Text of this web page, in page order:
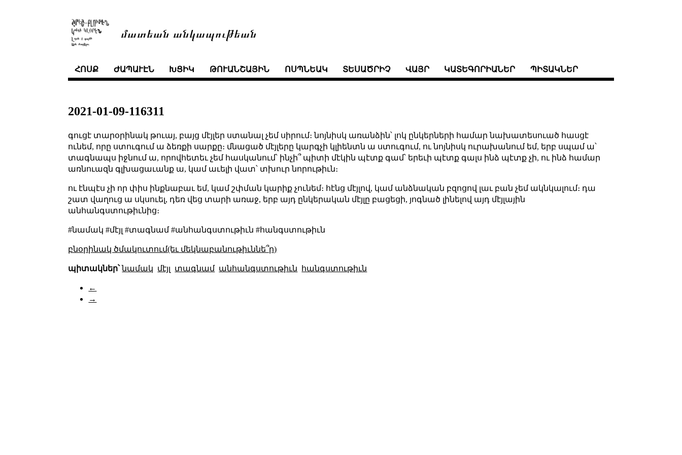
մատեան անկապութեան
ՀՈՍՔ ԺԱՊԱՒԷՆ ԽՑԻԿ ԹՈՒԱՆՇԱՅԻՆ ՈՍՊՆԵԱԿ ՏԵՍԱԾՐԻՉ ՎԱՅՐ ԿԱՏԵԳՈՐԻԱՆԵՐ ՊԻՏԱԿՆԵՐ
2021-01-09-116311
գուցէ տարօրինակ թուայ, բայց մէյլեր ստանալ չեմ սիրում։ նոյնիսկ առանձին՝ լոկ ընկերների համար նախատեսուած հասցէ
ունեմ, որը ստուգում ա ձեռքի սարքը։ մնացած մէյլերը կարգչի կլիենտն ա ստուգում, ու նոյնիսկ ուրախանում եմ, երբ սպամ ա՝
տագնապս իջնում ա, որովհետեւ չեմ հասկանում՝ ինչի՞ պիտի մէկին պէտք գամ՝ երեւի պէտք գալս ինձ պէտք չի, ու ինձ համար
առնուազն գլխացաւանք ա, կամ աւելի վատ՝ տխուր նորութիւն։
ու էնպէս չի որ փիս ինքնաբաւ եմ, կամ շփման կարիք չունեմ։ հէնց մէյլով, կամ անձնական բզոցով լաւ բան չեմ ակնկալում։ դա
շատ վաղուց ա սկսուել, դեռ վեց տարի առաջ, երբ այդ ընկերական մէյլը բացեցի, յոգնած լինելով այդ մէյլային
անհանգստութիւնից։
#նամակ #մէյլ #տագնամ #անհանգստութիւն #հանգստութիւն
բնօրինակ ծմակուտում(եւ մեկնաբանութիւննե՞ր)
պիտակներ՝ նամակ մէյլ տագնամ անհանգստութիւն հանգստութիւն
←
→